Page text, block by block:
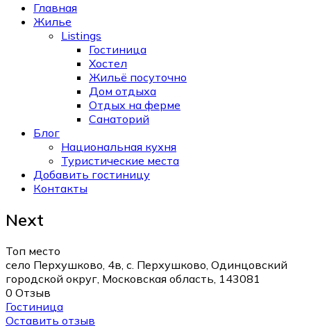
Главная
Жилье
Listings
Гостиница
Хостел
Жильё посуточно
Дом отдыха
Отдых на ферме
Санаторий
Блог
Национальная кухня
Туристические места
Добавить гостиницу
Контакты
Next
Топ место
село Перхушково, 4в, с. Перхушково, Одинцовский
городской округ, Московская область, 143081
0 Отзыв
Гостиница
Оставить отзыв